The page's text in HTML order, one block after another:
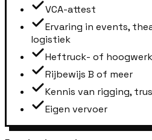
VCA-attest
Ervaring in events,
logistiek
Heftruck- of
Rijbewijs B of meer
Kennis van rigging,
Eigen vervoer